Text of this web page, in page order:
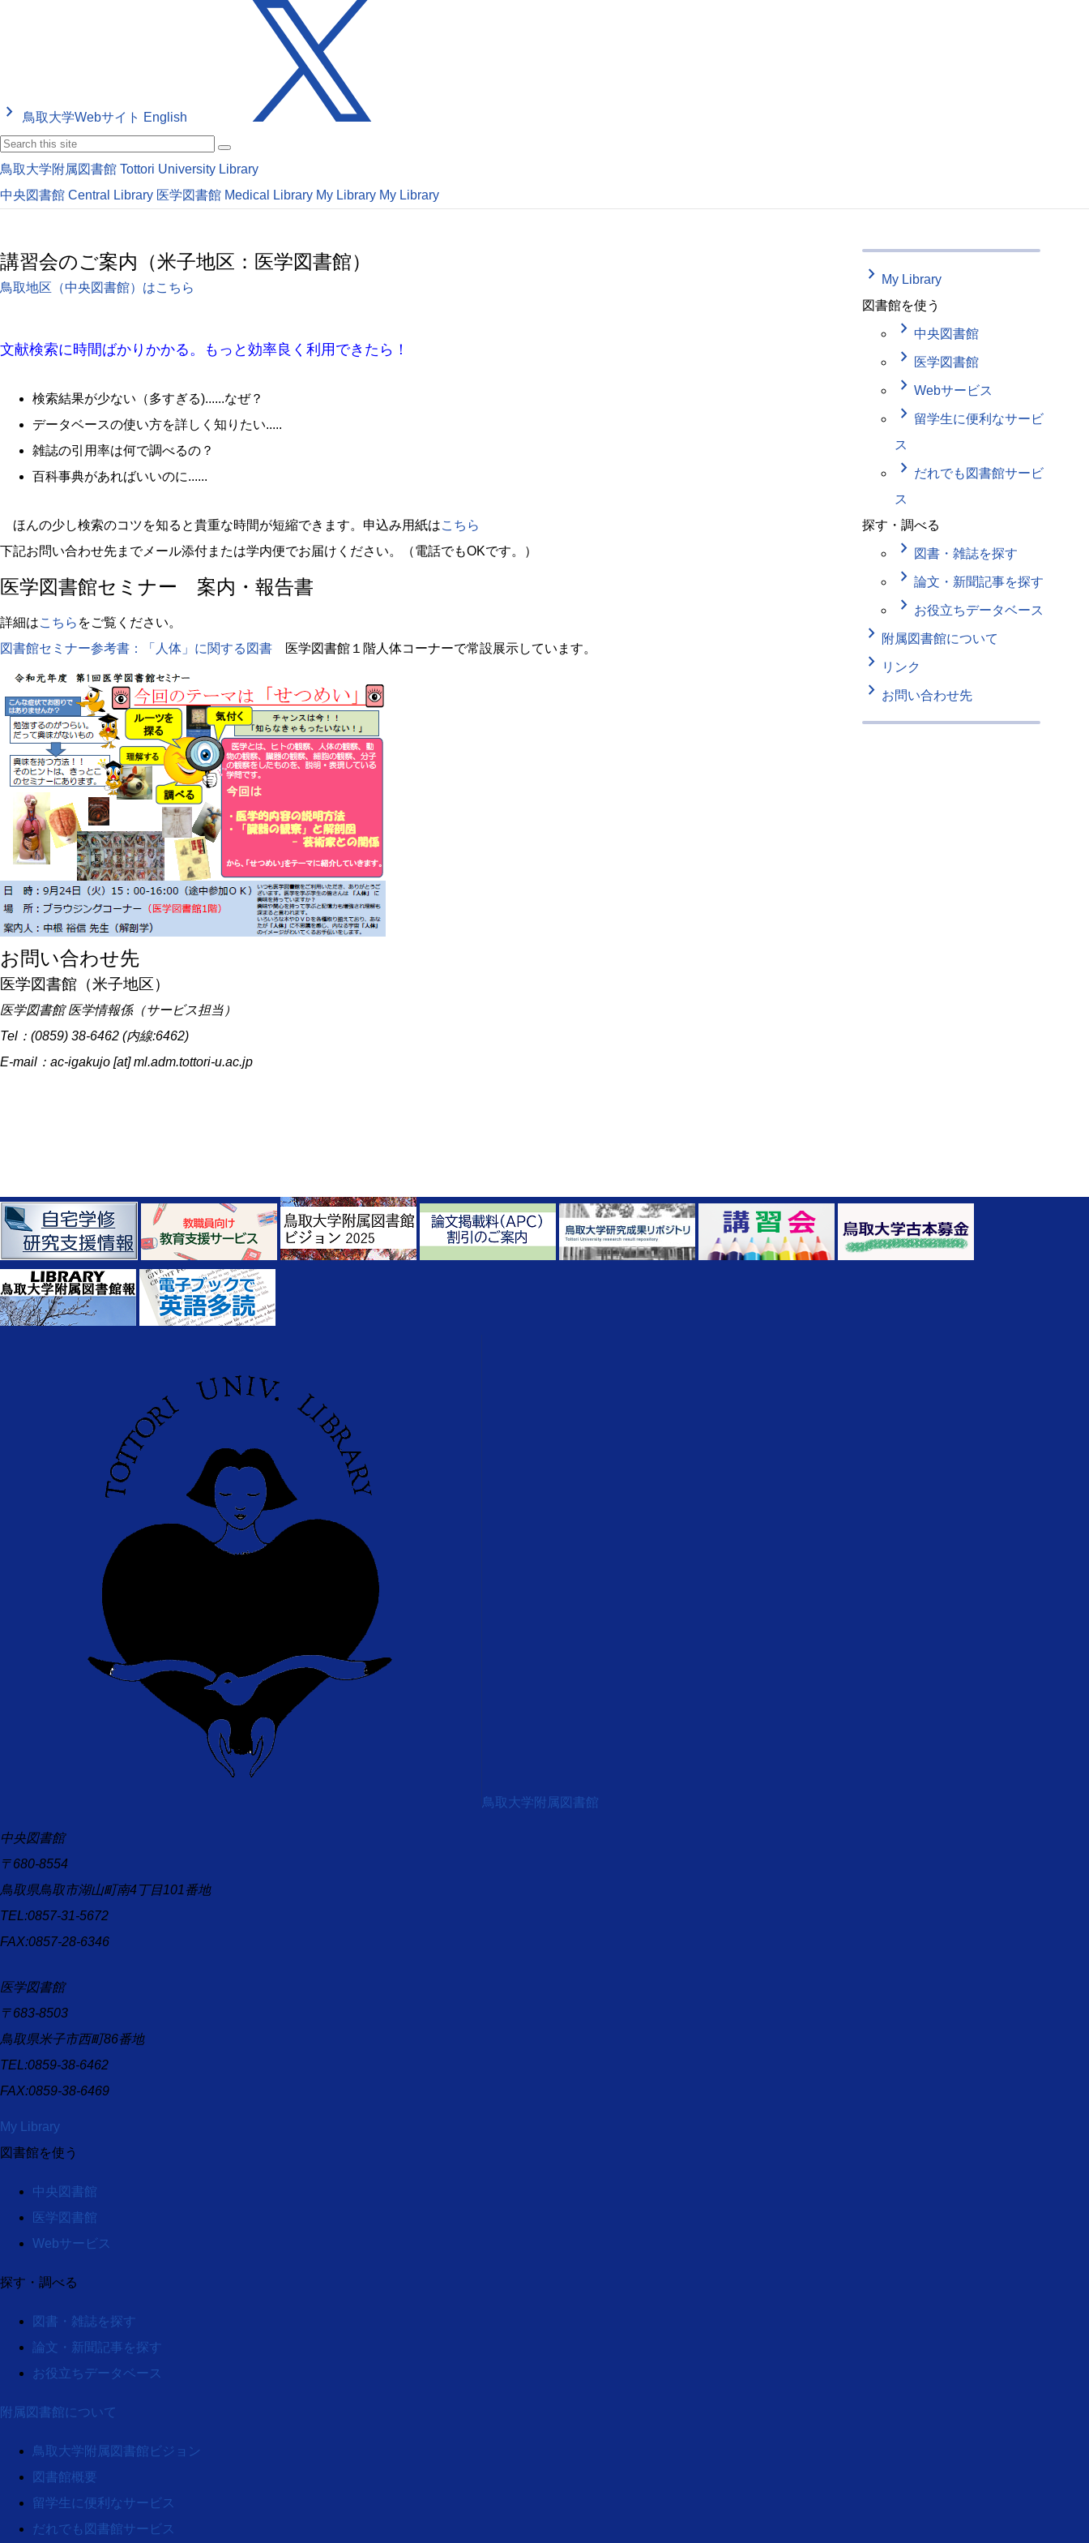
keyboard_arrow_right 鳥取大学Webサイト English
鳥取大学附属図書館 Tottori University Library
中央図書館 Central Library 医学図書館 Medical Library My Library My Library
講習会のご案内（米子地区：医学図書館）
鳥取地区（中央図書館）はこちら
文献検索に時間ばかりかかる。もっと効率良く利用できたら！
検索結果が少ない（多すぎる)......なぜ？
データベースの使い方を詳しく知りたい.....
雑誌の引用率は何で調べるの？
百科事典があればいいのに......
ほんの少し検索のコツを知ると貴重な時間が短縮できます。申込み用紙はこちら
下記お問い合わせ先までメール添付または学内便でお届けください。（電話でもOKです。）
医学図書館セミナー 案内・報告書
詳細はこちら をご覧ください。
図書館セミナー参考書：「人体」に関する図書 医学図書館１階人体コーナーで常設展示しています。
お問い合わせ先
医学図書館（米子地区）
医学図書館 医学情報係（サービス担当）
Tel：(0859) 38-6462 (内線:6462)
E-mail：ac-igakujo [at] ml.adm.tottori-u.ac.jp
keyboard_arrow_right My Library
図書館を使う
keyboard_arrow_right 中央図書館
keyboard_arrow_right 医学図書館
keyboard_arrow_right Webサービス
keyboard_arrow_right 留学生に便利なサービ
ス
keyboard_arrow_right だれでも図書館サービ
ス
探す・調べる
keyboard_arrow_right 図書・雑誌を探す
keyboard_arrow_right 論文・新聞記事を探す
keyboard_arrow_right お役立ちデータベース
keyboard_arrow_right 附属図書館について
keyboard_arrow_right リンク
keyboard_arrow_right お問い合わせ先
鳥取大学附属図書館
中央図書館
〒680-8554
鳥取県鳥取市湖山町南4丁目101番地
TEL:0857-31-5672
FAX:0857-28-6346
医学図書館
〒683-8503
鳥取県米子市西町86番地
TEL:0859-38-6462
FAX:0859-38-6469
My Library
図書館を使う
中央図書館
医学図書館
Webサービス
探す・調べる
図書・雑誌を探す
論文・新聞記事を探す
お役立ちデータベース
附属図書館について
鳥取大学附属図書館ビジョン
図書館概要
留学生に便利なサービス
だれでも図書館サービス